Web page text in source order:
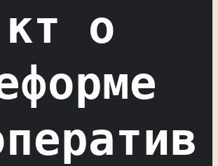
кт о